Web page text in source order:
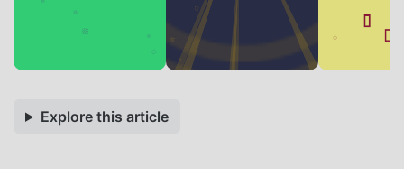
Explore this article